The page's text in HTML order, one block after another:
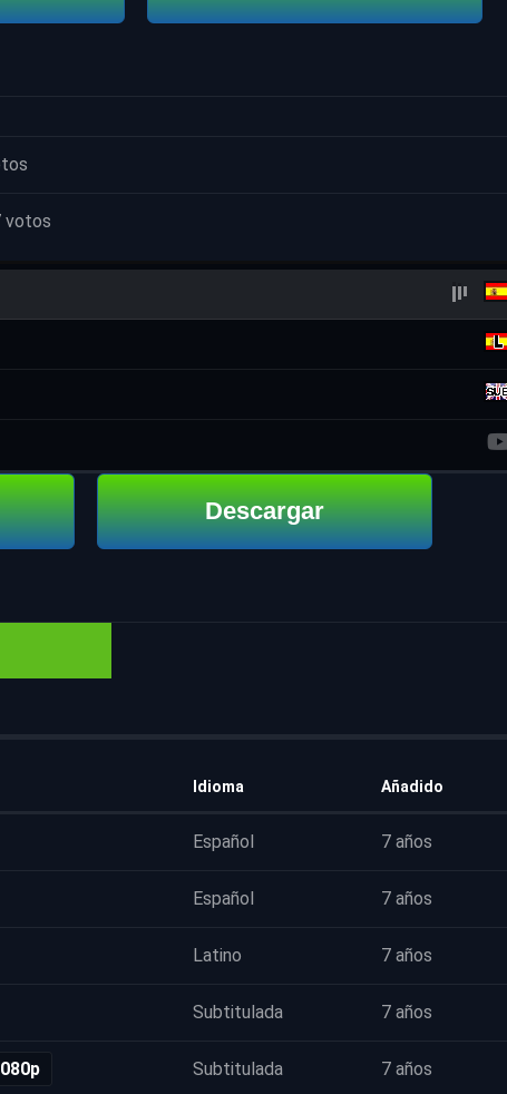
votos
Descargar
Idioma Añadido
Español 7 años
Español 7 años
Latino 7 años
Subtitulada 7 años
Subtitulada 7 años